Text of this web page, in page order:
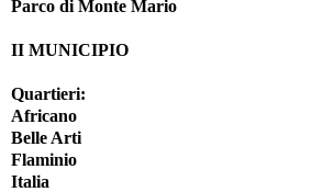
Parco di Monte Mario
II MUNICIPIO
Quartieri:
Africano
Belle Arti
Flaminio
Italia